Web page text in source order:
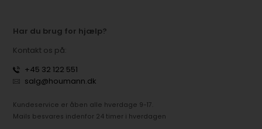
Har du brug for hjælp?
Kontakt os på:
+45 32 122 551
salg@houmann.dk
Kundeservice er åben alle hverdage 9-17.
Mails besvares indenfor 24 timer i hverdagen